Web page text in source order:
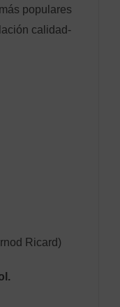
populares
calidad-
Ricard)